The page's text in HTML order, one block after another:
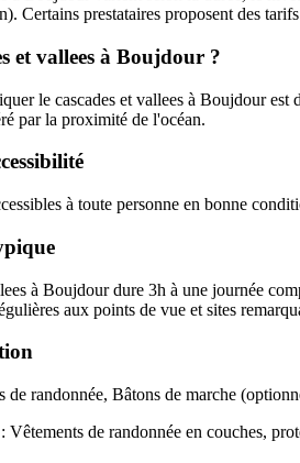
Certains prestataires proposent des
et vallees à Boujdour ?
le cascades et vallees à Boujdour
par la proximité de l'océan.
à toute personne en bonne
à Boujdour dure 3h à une journée
aux points de vue et sites
de randonnée, Bâtons de marche
: Vêtements de randonnée en couches,